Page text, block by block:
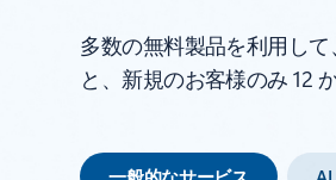
多数の無料製品を利用し
と、新規のお客様のみ 12